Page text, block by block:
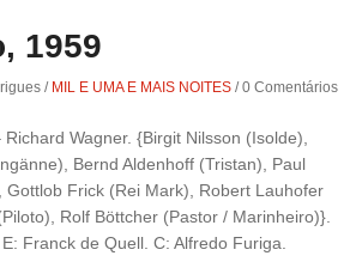
1959
/ MIL E UMA E MAIS NOITES /0 Comentários
Wagner. {Birgit Nilsson (Isolde),
Bernd Aldenhoff (Tristan), Paul
Gottlob Frick (Rei Mark), Robert Lauhofer
Rolf Böttcher (Pastor / Marinheiro)}.
Franck de Quell. C: Alfredo Furiga.